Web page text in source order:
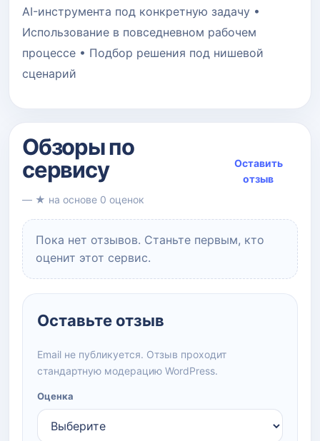
AI-инструмента под конкретную задачу •
Использование в повседневном рабочем
процессе • Подбор решения под нишевой
сценарий
Обзоры по
сервису
— ★ на основе 0 оценок
Оставить
отзыв
Пока нет отзывов. Станьте первым, кто
оценит этот сервис.
Оставьте отзыв
Email не публикуется. Отзыв проходит
стандартную модерацию WordPress.
Оценка